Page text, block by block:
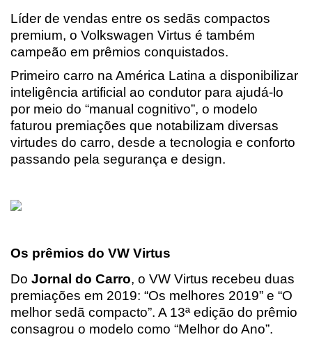
Líder de vendas entre os sedãs compactos
premium, o Volkswagen Virtus é também
campeão em prêmios conquistados.
Primeiro carro na América Latina a disponibilizar
inteligência artificial ao condutor para ajudá-lo
por meio do “manual cognitivo”, o modelo
faturou premiações que notabilizam diversas
virtudes do carro, desde a tecnologia e conforto
passando pela segurança e design.
Os prêmios do VW Virtus
Do Jornal do Carro, o VW Virtus recebeu duas
premiações em 2019: “Os melhores 2019” e “O
melhor sedã compacto”. A 13ª edição do prêmio
consagrou o modelo como “Melhor do Ano”.